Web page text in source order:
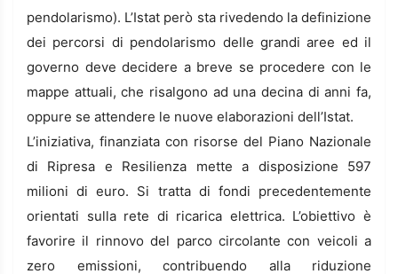
pendolarismo). L’Istat però sta rivedendo la definizione
dei percorsi di pendolarismo delle grandi aree ed il
governo deve decidere a breve se procedere con le
mappe attuali, che risalgono ad una decina di anni fa,
oppure se attendere le nuove elaborazioni dell’Istat.
L’iniziativa, finanziata con risorse del Piano Nazionale
di Ripresa e Resilienza mette a disposizione 597
milioni di euro. Si tratta di fondi precedentemente
orientati sulla rete di ricarica elettrica. L’obiettivo è
favorire il rinnovo del parco circolante con veicoli a
zero emissioni, contribuendo alla riduzione